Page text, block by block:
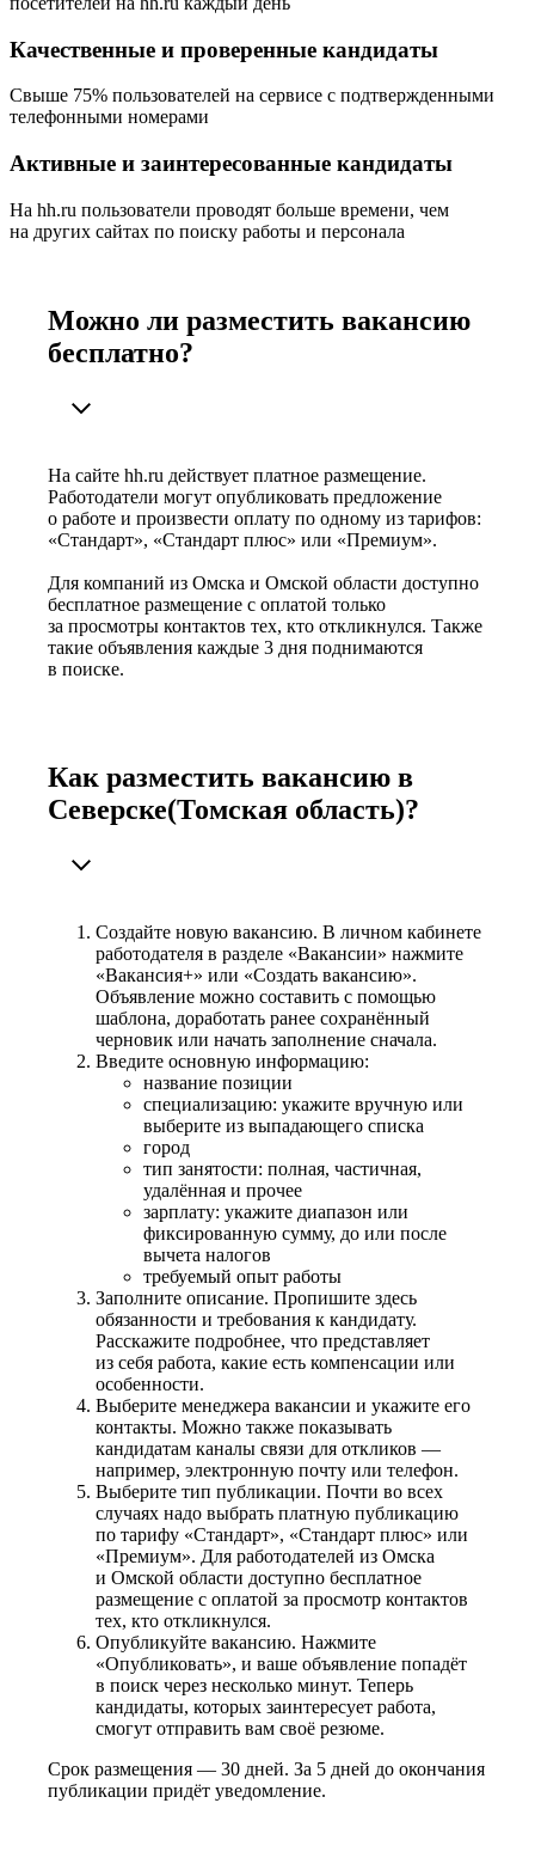
Качественные и проверенные кандидаты
Свыше 75% пользователей на сервисе с подтвержденными
телефонными номерами
Активные и заинтересованные кандидаты
На hh.ru пользователи проводят больше времени, чем
на других сайтах по поиску работы и персонала
Можно ли разместить вакансию
бесплатно?
На сайте hh.ru действует платное размещение.
Работодатели могут опубликовать предложение
о работе и произвести оплату по одному из тарифов:
«Стандарт», «Стандарт плюс» или «Премиум».
Для компаний из Омска и Омской области доступно
бесплатное размещение с оплатой только
за просмотры контактов тех, кто откликнулся. Также
такие объявления каждые 3 дня поднимаются
в поиске.
Как разместить вакансию в
Северске(Томская область)?
Создайте новую вакансию. В личном кабинете
работодателя в разделе «Вакансии» нажмите
«Вакансия+» или «Создать вакансию».
Объявление можно составить с помощью
шаблона, доработать ранее сохранённый
черновик или начать заполнение сначала.
Введите основную информацию:
название позиции
специализацию: укажите вручную или
выберите из выпадающего списка
город
тип занятости: полная, частичная,
удалённая и прочее
зарплату: укажите диапазон или
фиксированную сумму, до или после
вычета налогов
требуемый опыт работы
Заполните описание. Пропишите здесь
обязанности и требования к кандидату.
Расскажите подробнее, что представляет
из себя работа, какие есть компенсации или
особенности.
Выберите менеджера вакансии и укажите его
контакты. Можно также показывать
кандидатам каналы связи для откликов —
например, электронную почту или телефон.
Выберите тип публикации. Почти во всех
случаях надо выбрать платную публикацию
по тарифу «Стандарт», «Стандарт плюс» или
«Премиум». Для работодателей из Омска
и Омской области доступно бесплатное
размещение с оплатой за просмотр контактов
тех, кто откликнулся.
Опубликуйте вакансию. Нажмите
«Опубликовать», и ваше объявление попадёт
в поиск через несколько минут. Теперь
кандидаты, которых заинтересует работа,
смогут отправить вам своё резюме.
Срок размещения — 30 дней. За 5 дней до окончания
публикации придёт уведомление.